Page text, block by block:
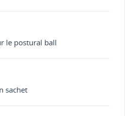
le postural ball
sachet